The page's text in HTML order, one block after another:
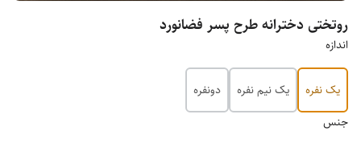
روتختی دخترانه طرح پسر فضانورد
اندازه
یک نفره یک نیم نفره
دونفره
جنس